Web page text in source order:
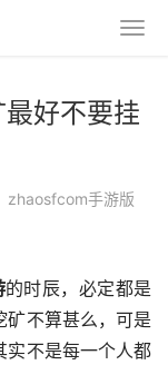
好不要挂
zhaosfcom手游版
的时辰，必定都是
矿不算甚么，可是
实不是每一个人都